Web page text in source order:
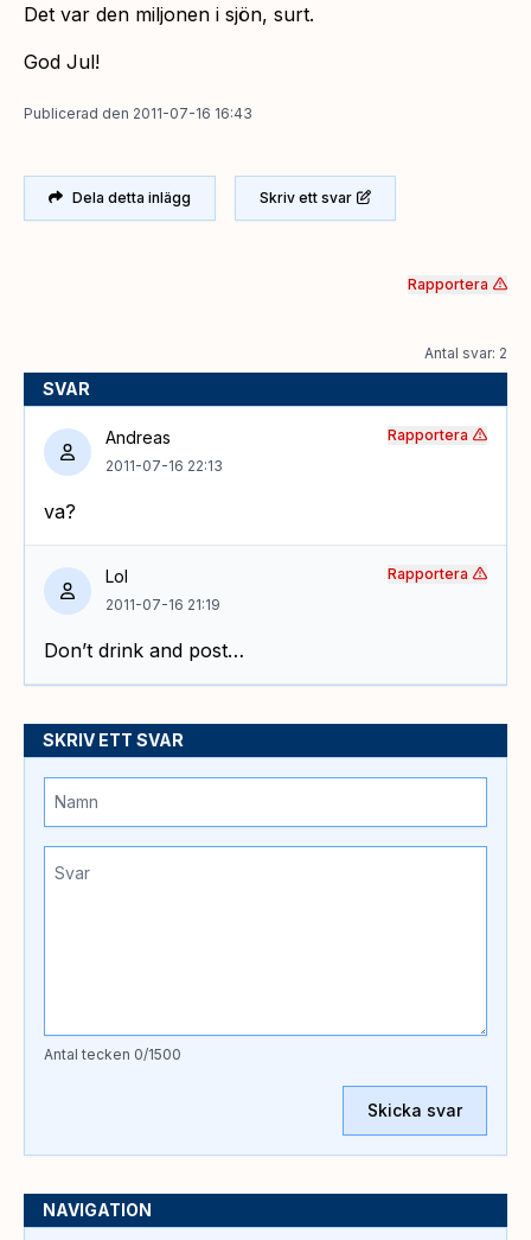
Det var den miljonen i sjön, surt.
God Jul!
Publicerad den 2011-07-16 16:43
Dela detta inlägg Skriv ett svar
Rapportera
Antal svar: 2
SVAR
Andreas
2011-07-16 22:13
va?
Rapportera
Lol
2011-07-16 21:19
Don’t drink and post…
Rapportera
SKRIV ETT SVAR
Antal tecken 0/1500
Skicka svar
NAVIGATION